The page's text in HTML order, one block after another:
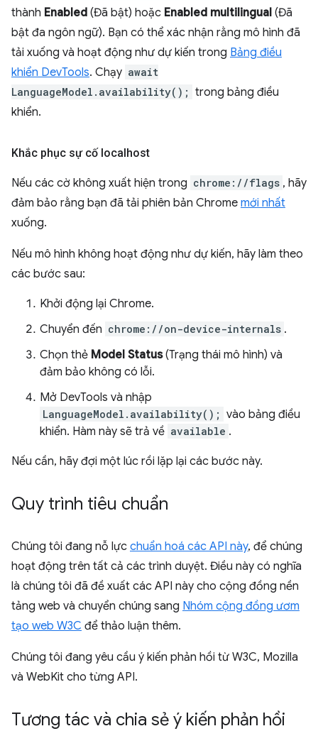
thành Enabled (Đã bật) hoặc Enabled multilingual (Đã
bật đa ngôn ngữ). Bạn có thể xác nhận rằng mô hình đã
tải xuống và hoạt động như dự kiến trong Bảng điều
khiển DevTools. Chạy await
LanguageModel.availability(); trong bảng điều
khiển.
Khắc phục sự cố localhost
Nếu các cờ không xuất hiện trong chrome://flags , hãy
đảm bảo rằng bạn đã tải phiên bản Chrome mới nhất
xuống.
Nếu mô hình không hoạt động như dự kiến, hãy làm theo
các bước sau:
Khởi động lại Chrome.
Chuyển đến chrome://on-device-internals .
Chọn thẻ Model Status(Trạng thái mô hình) và
đảm bảo không có lỗi.
Mở DevTools và nhập
LanguageModel.availability(); vào bảng điều
khiển. Hàm này sẽ trả về available .
Nếu cần, hãy đợi một lúc rồi lặp lại các bước này.
Quy trình tiêu chuẩn
Chúng tôi đang nỗ lực chuẩn hoá các API này, để chúng
hoạt động trên tất cả các trình duyệt. Điều này có nghĩa
là chúng tôi đã đề xuất các API này cho cộng đồng nền
tảng web và chuyển chúng sang Nhóm cộng đồng ươm
tạo web W3C để thảo luận thêm.
Chúng tôi đang yêu cầu ý kiến phản hồi từ W3C, Mozilla
và WebKit cho từng API.
Tương tác và chia sẻ ý kiến phản hồi